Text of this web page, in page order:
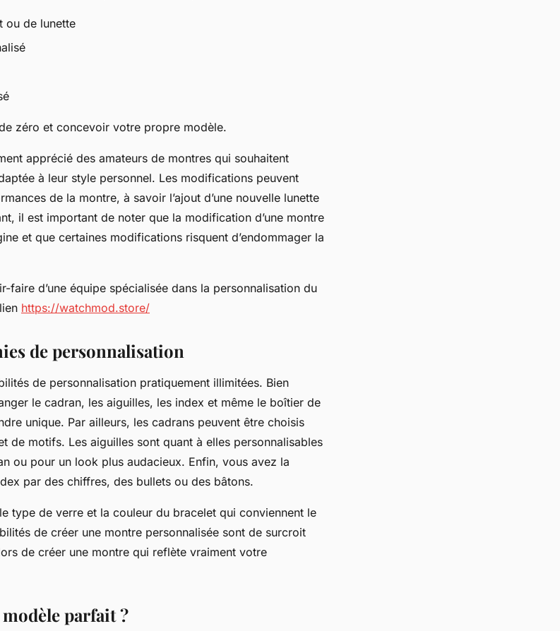
ou de lunette
zéro et concevoir votre propre modèle.
apprécié des amateurs de montres qui souhaitent
à leur style personnel. Les modifications peuvent
de la montre, à savoir l’ajout d’une nouvelle lunette
il est important de noter que la modification d’une montre
et que certaines modifications risquent d’endommager la
faire d’une équipe spécialisée dans la personnalisation du
https://watchmod.store/
de personnalisation
de personnalisation pratiquement illimitées. Bien
le cadran, les aiguilles, les index et même le boîtier de
unique. Par ailleurs, les cadrans peuvent être choisis
de motifs. Les aiguilles sont quant à elles personnalisables
ou pour un look plus audacieux. Enfin, vous avez la
par des chiffres, des bullets ou des bâtons.
type de verre et la couleur du bracelet qui conviennent le
de créer une montre personnalisée sont de surcroit
de créer une montre qui reflète vraiment votre
parfait ?